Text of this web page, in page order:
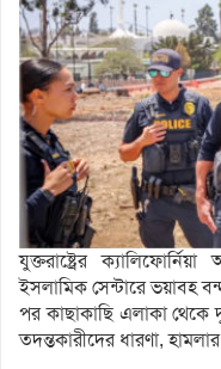
যুক্তরাষ্ট্রের
ইসলামিক সেন্টারে ভয়াবহ
পর কাছাকাছি এলাকা
তদন্তকারীদের ধারণা,